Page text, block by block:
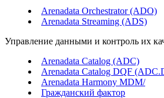
Arenadata Orchestrator (ADO)
Arenadata Streaming (ADS)
Управление данными и контроль их
Arenadata Catalog (ADC)
Arenadata Catalog DQF
Arenadata Harmony MDM/
Гражданский фактор